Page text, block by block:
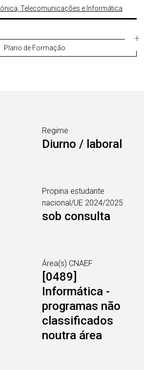
Telecomunicações e Informática
Plano de Formação
Regime
Diurno / laboral
Propina estudante
nacional/UE 2024/2025
sob consulta
Área(s) CNAEF
[0489]
Informática -
programas não
classificados
noutra área